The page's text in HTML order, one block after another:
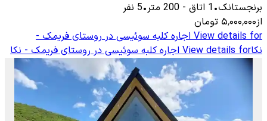
برنجستانک•
1 اتاق -
200 متر•
5 نفر
از۵٬۰۰۰٬۰۰۰ تومان
View details for اجاره کلبه سوئیسی در روستای فریمک -
نکاView details for اجاره کلبه سوئیسی در روستای فریمک - نکا